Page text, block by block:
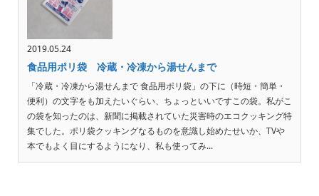
2019.05.24
食品用ポリ袋 冷蔵・冷凍から湯せんまで
「冷蔵・冷凍から湯せんまで 食品用ポリ袋」の下に（時短・簡単・
便利）の文字をも加えたいぐらい、ちょっといいですこの袋。私がこ
の袋を知ったのは、新聞に掲載されていた災害時のエコクッキング特
集でした。ポリ袋クッキングなるものを意識し始めたせいか、TVや
本でもよく目にするようになり、私も使ってみ...